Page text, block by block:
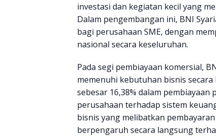
investasi dan kegiatan kecil yang
Dalam pengembangan ini, BNI
bagi perusahaan SME, dengan
nasional secara keseluruhan.
Pada segi pembiayaan komersial,
memenuhi kebutuhan bisnis
sebesar 16,38% dalam
perusahaan terhadap sistem
bisnis yang melibatkan
berpengaruh secara langsung